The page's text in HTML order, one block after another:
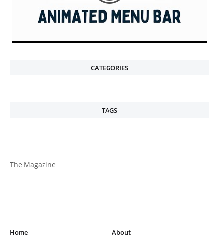
CATEGORIES
TAGS
The Magazine
Home
About